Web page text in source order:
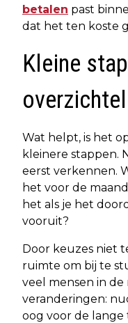
betalen past
dat het ten koste
Kleine
Wat helpt, is het
kleinere stappen.
eerst verkennen.
het voor de
het als je het
vooruit?
Door keuzes niet
ruimte om bij te
veel mensen in
veranderingen:
oog voor de lange